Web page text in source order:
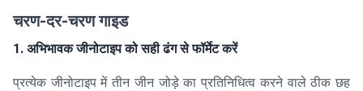
चरण-दर-चरण गाइड
1. अभिभावक जीनोटाइप को सही ढंग से फॉर्मेट करें
प्रत्येक जीनोटाइप में तीन जीन जोड़े का प्रतिनिधित्व करने वाले ठीक छह